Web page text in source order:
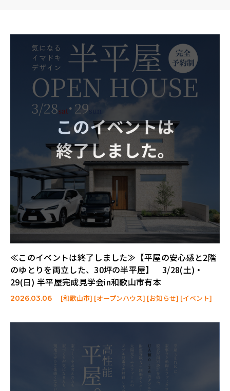
≪このイベントは終了しました≫【平屋の安心感と2階
のゆとりを両立した、30坪の半平屋】 3/28(土)・
29(日) 半平屋完成見学会in和歌山市有本
2026.03.06 [和歌山市] [オープンハウス] [お知らせ] [イベント]